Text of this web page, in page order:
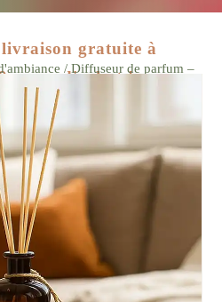
gratuite à
euros d'achat !
/ Diffuseur de parfum –